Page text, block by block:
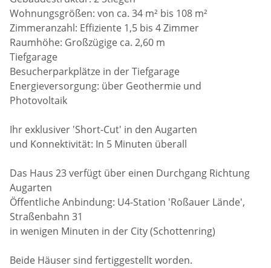
Wohnungsgrößen: von ca. 34 m² bis 108 m²
Zimmeranzahl: Effiziente 1,5 bis 4 Zimmer
Raumhöhe: Großzügige ca. 2,60 m
Tiefgarage
Besucherparkplätze in der Tiefgarage
Energieversorgung: über Geothermie und
Photovoltaik
Ihr exklusiver 'Short-Cut' in den Augarten
und Konnektivität: In 5 Minuten überall
Das Haus 23 verfügt über einen Durchgang Richtung
Augarten
Öffentliche Anbindung: U4-Station 'Roßauer Lände',
Straßenbahn 31
in wenigen Minuten in der City (Schottenring)
Beide Häuser sind fertiggestellt worden.